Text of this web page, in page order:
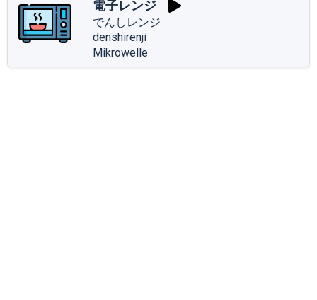
電子レンジ
でんしレンジ
denshirenji
Mikrowelle